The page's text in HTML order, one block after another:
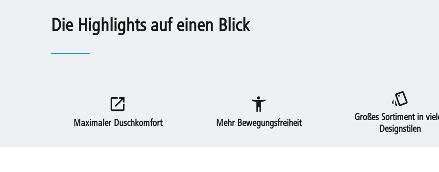
Die Highlights auf einen Blick
Maximaler Duschkomfort Mehr Bewegungsfreiheit
Großes Sortiment in
Designstilen